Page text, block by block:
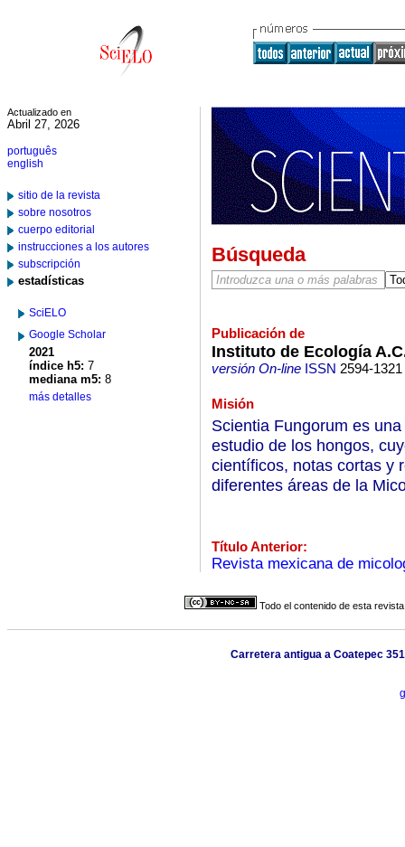
Actualizado en
Abril 27, 2026
português
english
sitio de la revista
sobre nosotros
cuerpo editorial
instrucciones a los autores
subscripción
estadísticas
SciELO
Google Scholar
2021
índice h5: 7
mediana m5: 8
más detalles
Búsqueda
Publicación de
Instituto de Ecología
versión On-lineISSN 2594-1321
Misión
Scientia Fungorum es
estudio de los hongos,
científicos, notas cortas y
diferentes áreas de la
Título Anterior:
Revista mexicana de
Todo el contenido de esta
Carretera antigua a Coatepec